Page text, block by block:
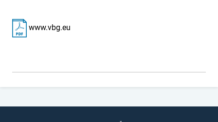
www.vbg.eu